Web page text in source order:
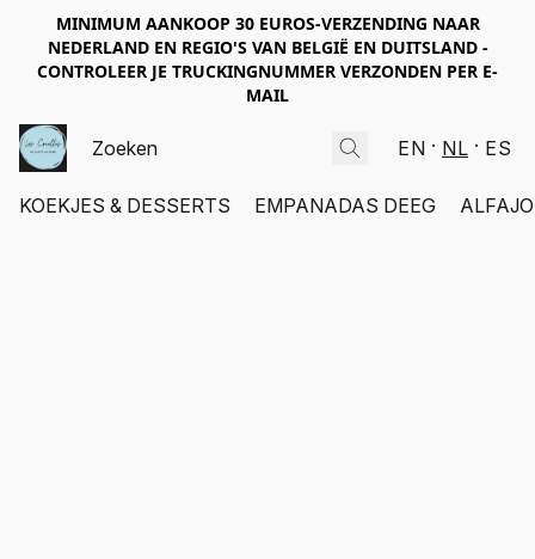
MINIMUM AANKOOP 30 EUROS-VERZENDING NAAR
NEDERLAND EN REGIO'S VAN BELGIË EN DUITSLAND -
CONTROLEER JE TRUCKINGNUMMER VERZONDEN PER E-
MAIL
EN NL ES
KOEKJES & DESSERTS EMPANADAS DEEG